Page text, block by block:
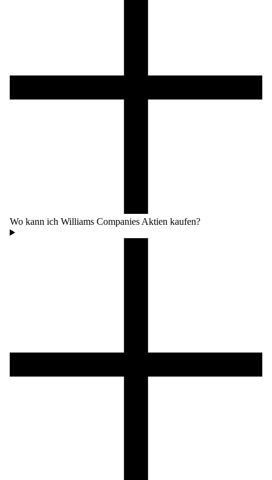
Wo kann ich Williams Companies Aktien kaufen?